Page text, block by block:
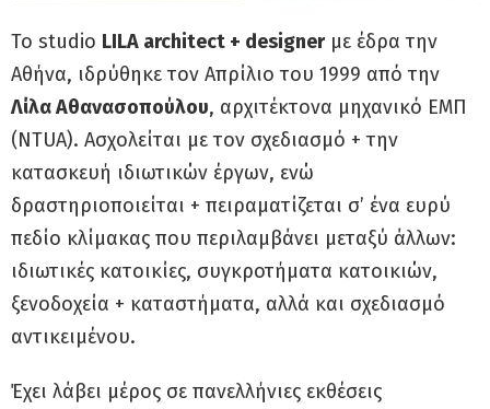
Το studio LILA architect + designerμε έδρα την
Αθήνα, ιδρύθηκε τον Απρίλιο του 1999 από την
Λίλα Αθανασοπούλου, αρχιτέκτονα μηχανικό ΕΜΠ
(NTUA). Ασχολείται με τον σχεδιασμό + την
κατασκευή ιδιωτικών έργων, ενώ
δραστηριοποιείται + πειραματίζεται σ’ ένα ευρύ
πεδίο κλίμακας που περιλαμβάνει μεταξύ άλλων:
ιδιωτικές κατοικίες, συγκροτήματα κατοικιών,
ξενοδοχεία + καταστήματα, αλλά και σχεδιασμό
αντικειμένου.
Έχει λάβει μέρος σε πανελλήνιες εκθέσεις